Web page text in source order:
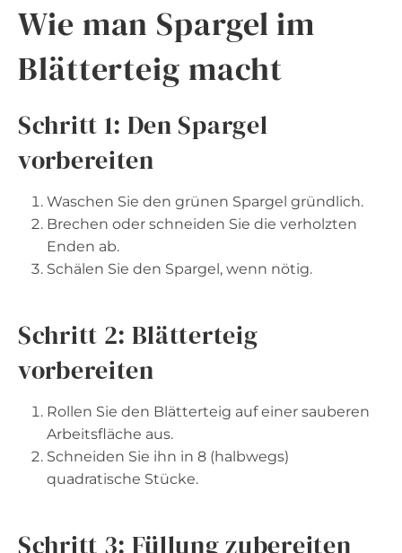
Wie man Spargel im
Blätterteig macht
Schritt 1: Den Spargel
vorbereiten
Waschen Sie den grünen Spargel gründlich.
Brechen oder schneiden Sie die verholzten
Enden ab.
Schälen Sie den Spargel, wenn nötig.
Schritt 2: Blätterteig
vorbereiten
Rollen Sie den Blätterteig auf einer sauberen
Arbeitsfläche aus.
Schneiden Sie ihn in 8 (halbwegs)
quadratische Stücke.
Schritt 3: Füllung zubereiten